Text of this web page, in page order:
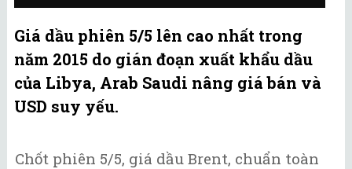
Giá dầu phiên 5/5 lên cao nhất trong
năm 2015 do gián đoạn xuất khẩu dầu
của Libya, Arab Saudi nâng giá bán và
USD suy yếu.
Chốt phiên 5/5, giá dầu Brent, chuẩn toàn